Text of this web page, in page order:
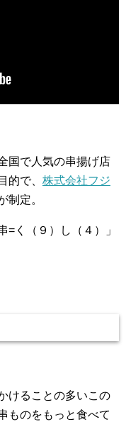
国で人気の串揚げ店
的で、 株式会社フジ
制定。
=く（９）し（４）」
けることの多いこの
ものをもっと食べて